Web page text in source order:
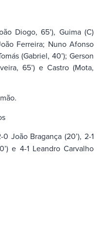
Diogo, 65’), Guima (C)
Ferreira; Nuno Afonso
(Gabriel, 40’); Gerson
65’) e Castro (Mota,
0 João Bragança (20’), 2-1
e 4-1 Leandro Carvalho